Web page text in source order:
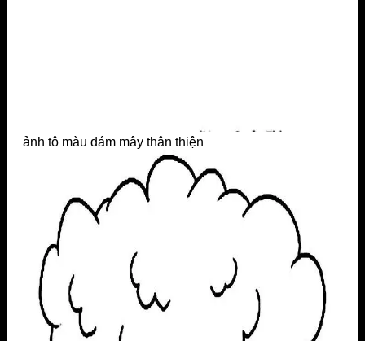
ảnh tô màu đám mây thân thiện